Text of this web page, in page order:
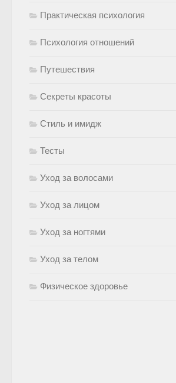
Практическая психология
Психология отношений
Путешествия
Секреты красоты
Стиль и имидж
Тесты
Уход за волосами
Уход за лицом
Уход за ногтями
Уход за телом
Физическое здоровье